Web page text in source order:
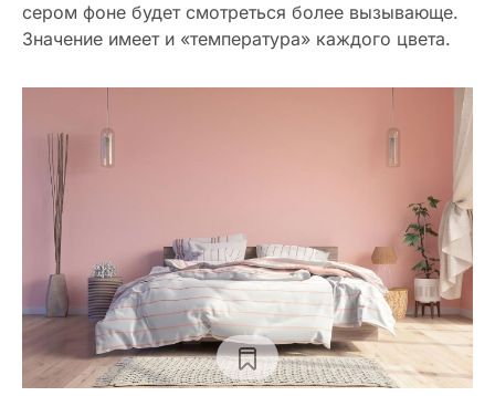
сером фоне будет смотреться более вызывающе.
Значение имеет и «температура» каждого цвета.